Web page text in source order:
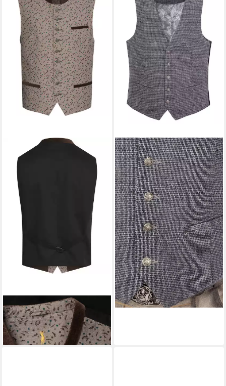
ALMSACHTrachtenweste
Trachtenweste
129,99 €
ALMSACHTrachtenweste
HE-WS1250
94,95 € UVP139,95 €
-32%